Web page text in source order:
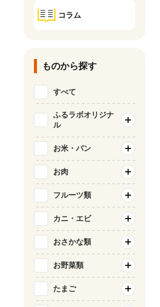
コラム
ものから探す
すべて
ふるラボオリジナ
ル
お米・パン
お肉
フルーツ類
カニ・エビ
おさかな類
お野菜類
たまご